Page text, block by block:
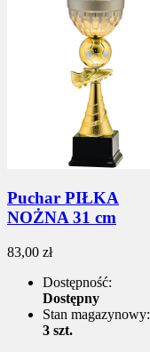
Puchar PIŁKA
NOŻNA 31 cm
83,00 zł
Dostępność:
Dostępny
Stan magazynowy:
3 szt.